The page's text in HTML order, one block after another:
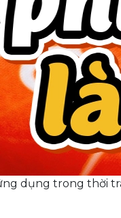
dụng trong thời